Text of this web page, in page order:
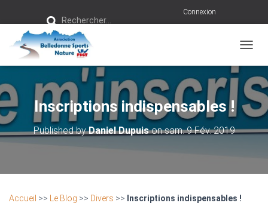
:
Rechercher…
Connexion
Inscriptions indispensables !
Published byDaniel Dupuisonsam. 9 Fév. 2019
Accueil >> Le Blog >> Divers >> Inscriptions indispensables !